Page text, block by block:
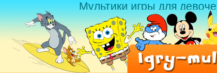
Мультики игры для